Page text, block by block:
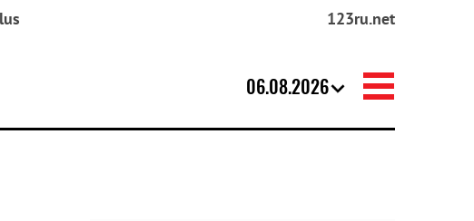
123ru.net
06.08.2026